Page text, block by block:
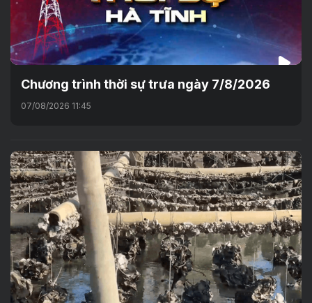
Chương trình thời sự trưa ngày 7/8/2026
07/08/2026 11:45